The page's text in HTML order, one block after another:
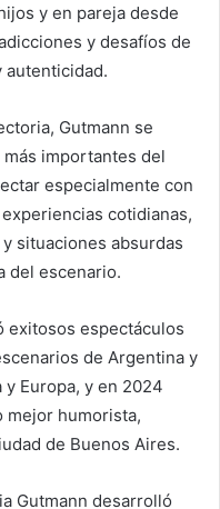
y en pareja desde
y desafíos de
autenticidad.
Gutmann se
importantes del
especialmente con
cotidianas,
situaciones absurdas
del escenario.
exitosos espectáculos
de Argentina y
Europa, y en 2024
mejor humorista,
de Buenos Aires.
Gutmann desarrolló